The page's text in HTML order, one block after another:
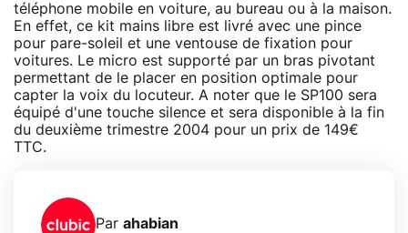
téléphone mobile en voiture, au bureau ou à la maison.
En effet, ce kit mains libre est livré avec une pince
pour pare-soleil et une ventouse de fixation pour
voitures. Le micro est supporté par un bras pivotant
permettant de le placer en position optimale pour
capter la voix du locuteur. A noter que le SP100 sera
équipé d'une touche silence et sera disponible à la fin
du deuxième trimestre 2004 pour un prix de 149€
TTC.
Par ahabian